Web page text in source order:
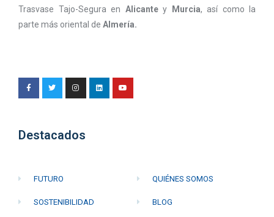
Trasvase Tajo-Segura en Alicante y Murcia, así como la
parte más oriental de Almería.
Destacados
FUTURO
SOSTENIBILIDAD
QUIÉNES SOMOS
BLOG